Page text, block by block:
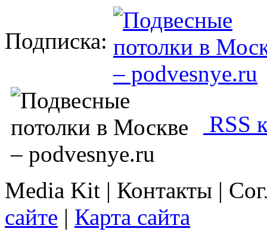
Подписка:
RSS
Media Kit | Контакты |
сайте | Карта сайта